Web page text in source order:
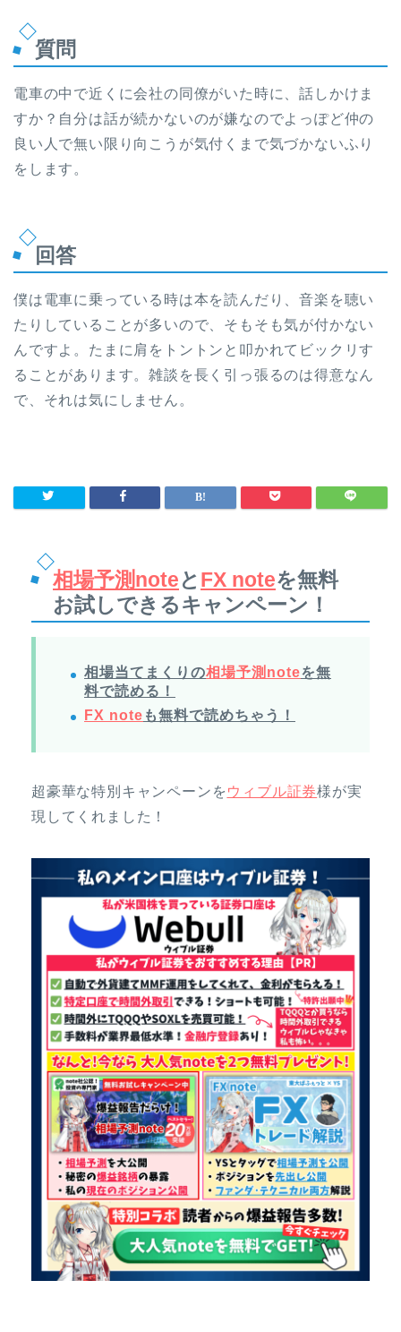
質問
電車の中で近くに会社の同僚がいた時に、話しかけま
すか？自分は話が続かないのが嫌なのでよっぽど仲の
良い人で無い限り向こうが気付くまで気づかないふり
をします。
回答
僕は電車に乗っている時は本を読んだり、音楽を聴い
たりしていることが多いので、そもそも気が付かない
んですよ。たまに肩をトントンと叩かれてビックリす
ることがあります。雑談を長く引っ張るのは得意なん
で、それは気にしません。
相場予測noteとFX noteを無料
お試しできるキャンペーン！
相場当てまくりの相場予測noteを無
料で読める！
FX note も無料で読めちゃう！
超豪華な特別キャンペーンを ウィブル証券様が実
現してくれました！